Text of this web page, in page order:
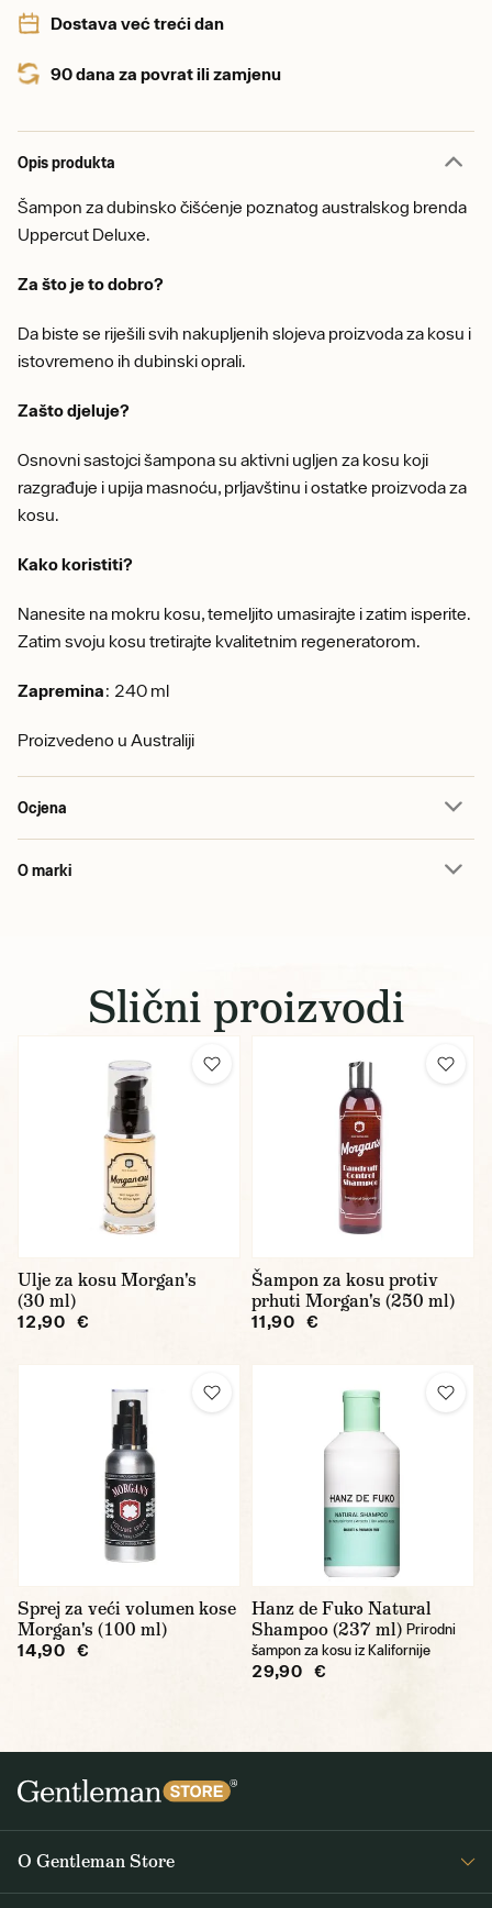
Dostava već treći dan
90 dana za povrat ili zamjenu
Opis produkta
Šampon za dubinsko čišćenje poznatog australskog brenda
Uppercut Deluxe.
Za što je to dobro?
Da biste se riješili svih nakupljenih slojeva proizvoda za kosu i
istovremeno ih dubinski oprali.
Zašto djeluje?
Osnovni sastojci šampona su aktivni ugljen za kosu koji
razgrađuje i upija masnoću, prljavštinu i ostatke proizvoda za
kosu.
Kako koristiti?
Nanesite na mokru kosu, temeljito umasirajte i zatim isperite.
Zatim svoju kosu tretirajte kvalitetnim regeneratorom.
Zapremina: 240 ml
Proizvedeno u Australiji
Ocjena
O marki
Slični proizvodi
Ulje za kosu Morgan's
(30 ml)
12,90 €
Šampon za kosu protiv
prhuti Morgan's (250 ml)
11,90 €
Sprej za veći volumen kose
Morgan's (100 ml)
14,90 €
Hanz de Fuko Natural
Shampoo (237 ml) Prirodni
šampon za kosu iz Kalifornije
29,90 €
O Gentleman Store